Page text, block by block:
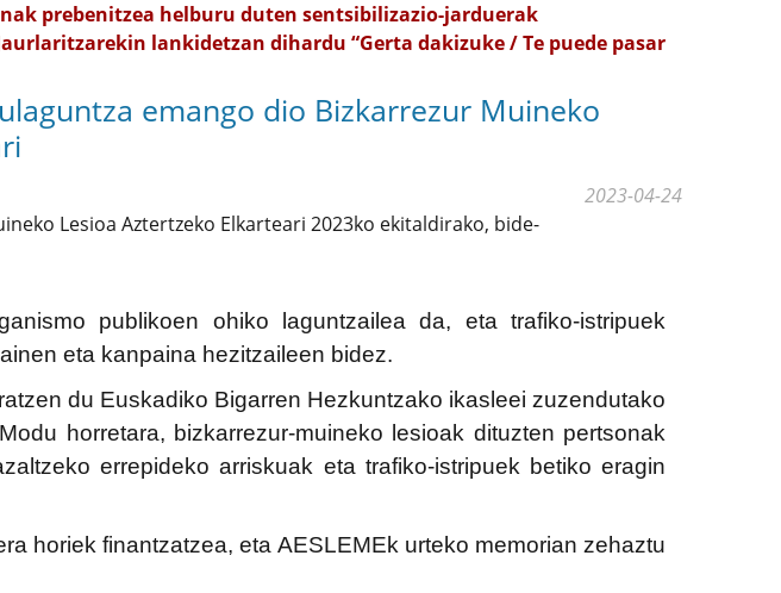
prebenitzea helburu duten sentsibilizazio-jarduerak
lankidetzan dihardu “Gerta dakizuke / Te puede pasar
emango dio Bizkarrezur Muineko
2023-04-24
Lesioa Aztertzeko Elkarteari 2023ko ekitaldirako, bide-
publikoen ohiko laguntzailea da, eta trafiko-istripuek
eta kanpaina hezitzaileen bidez.
du Euskadiko Bigarren Hezkuntzako ikasleei zuzendutako
Modu horretara, bizkarrezur-muineko lesioak dituzten pertsonak
errepideko arriskuak eta trafiko-istripuek betiko eragin
horiek finantzatzea, eta AESLEMEk urteko memorian zehaztu